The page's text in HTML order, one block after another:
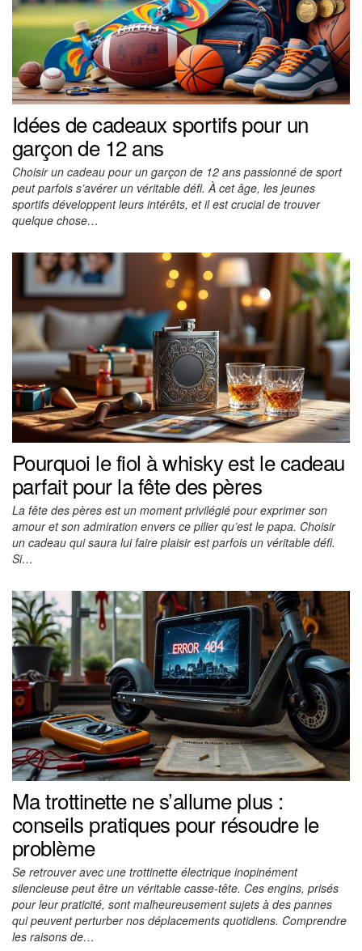
Idées de cadeaux sportifs pour un
garçon de 12 ans
Choisir un cadeau pour un garçon de 12 ans passionné de sport
peut parfois s’avérer un véritable défi. À cet âge, les jeunes
sportifs développent leurs intérêts, et il est crucial de trouver
quelque chose…
Pourquoi le fiol à whisky est le cadeau
parfait pour la fête des pères
La fête des pères est un moment privilégié pour exprimer son
amour et son admiration envers ce pilier qu’est le papa. Choisir
un cadeau qui saura lui faire plaisir est parfois un véritable défi.
Si…
Ma trottinette ne s’allume plus :
conseils pratiques pour résoudre le
problème
Se retrouver avec une trottinette électrique inopinément
silencieuse peut être un véritable casse-tête. Ces engins, prisés
pour leur praticité, sont malheureusement sujets à des pannes
qui peuvent perturber nos déplacements quotidiens. Comprendre
les raisons de…